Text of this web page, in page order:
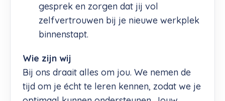
gesprek en zorgen dat jij vol
zelfvertrouwen bij je nieuwe werkplek
binnenstapt.
Wie zijn wij
Bij ons draait alles om jou. We nemen de
tijd om je écht te leren kennen, zodat we je